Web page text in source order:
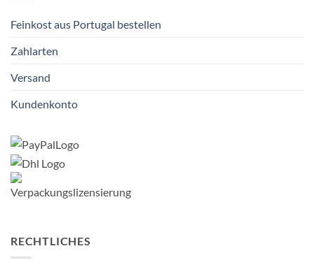
Feinkost aus Portugal bestellen
Zahlarten
Versand
Kundenkonto
RECHTLICHES